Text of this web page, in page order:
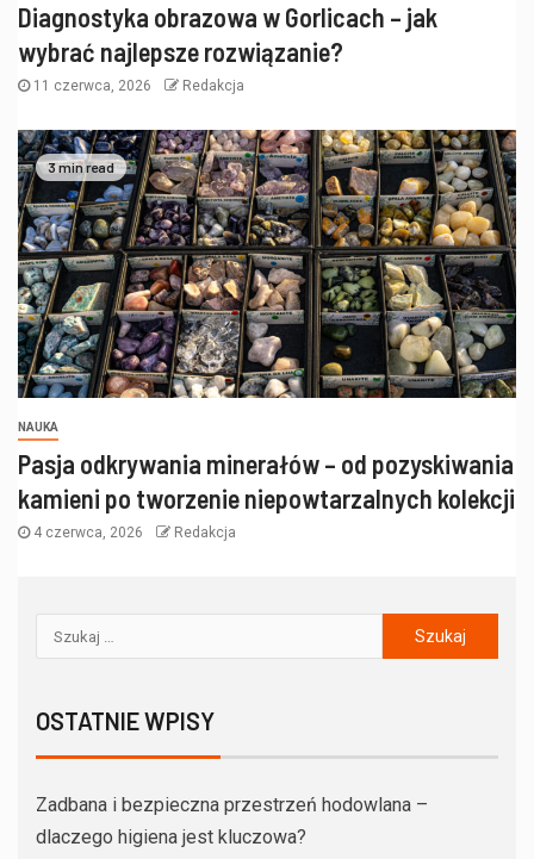
Diagnostyka obrazowa w Gorlicach – jak
wybrać najlepsze rozwiązanie?
11 czerwca, 2026 Redakcja
3 min read
NAUKA
Pasja odkrywania minerałów – od pozyskiwania
kamieni po tworzenie niepowtarzalnych kolekcji
4 czerwca, 2026 Redakcja
OSTATNIE WPISY
Zadbana i bezpieczna przestrzeń hodowlana –
dlaczego higiena jest kluczowa?